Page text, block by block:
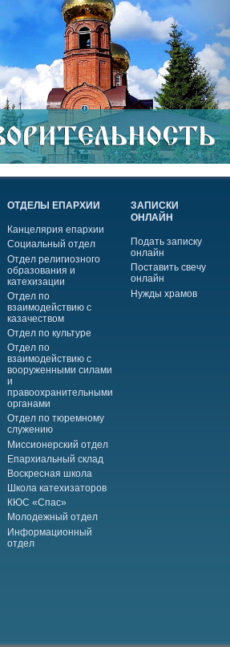
ОТДЕЛЫ ЕПАРХИИ
Канцелярия епархии
Социальный отдел
Отдел религиозного
образования и
катехизации
Отдел по
взаимодействию с
казачеством
Отдел по культуре
Отдел по
взаимодействию с
вооруженными силами
и
правоохранительными
органами
Отдел по тюремному
служению
Миссионерский отдел
Епархиальный склад
Воскресная школа
Школа катехизаторов
КЮС «Спас»
Молодежный отдел
Информационный
отдел
ЗАПИСКИ
ОНЛАЙН
Подать записку
онлайн
Поставить свечу
онлайн
Нужды храмов